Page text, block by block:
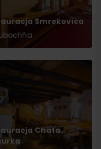
Smrekovica
Chata